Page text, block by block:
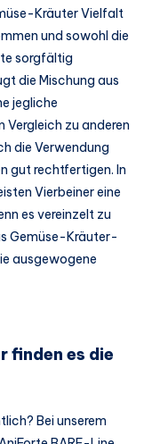
Kräuter Vielfalt
und sowohl die
sorgfältig
die Mischung aus
jegliche
Vergleich zu anderen
die Verwendung
gut rechtfertigen. In
Vierbeiner eine
es vereinzelt zu
Gemüse-Kräuter-
ausgewogene
finden es die
Bei unserem